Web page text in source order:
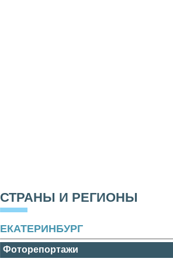
СТРАНЫ И РЕГИОНЫ
ЕКАТЕРИНБУРГ
Фоторепортажи